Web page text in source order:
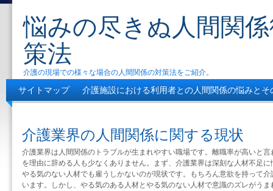
悩みの尽きぬ人間関
策法
介護の現場での様々な場合の人間関係の対策法をご紹介。
サイトマップ
介護施設における利用者との人間関係の悩みとそ
介護業界の人間関係に関する現状
介護業界は人間関係のトラブルが生まれやすい職場です。離職率が高いと
を理由に辞める人も少なくありません。まず、介護業界は深刻な人材不足
やる気のない人材でも雇うしかないのが現状です。もちろん意欲を持って
います。しかし、やる気のある人材とやる気のない人材で意識のズレがう